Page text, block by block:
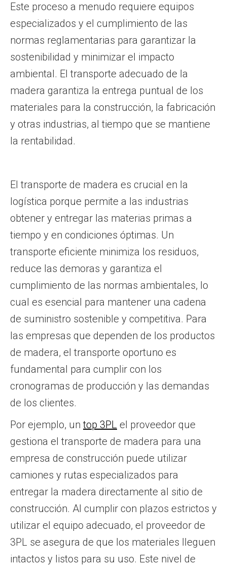
Este proceso a menudo requiere equipos
especializados y el cumplimiento de las
normas reglamentarias para garantizar la
sostenibilidad y minimizar el impacto
ambiental. El transporte adecuado de la
madera garantiza la entrega puntual de los
materiales para la construcción, la fabricación
y otras industrias, al tiempo que se mantiene
la rentabilidad.
El transporte de madera es crucial en la
logística porque permite a las industrias
obtener y entregar las materias primas a
tiempo y en condiciones óptimas. Un
transporte eficiente minimiza los residuos,
reduce las demoras y garantiza el
cumplimiento de las normas ambientales, lo
cual es esencial para mantener una cadena
de suministro sostenible y competitiva. Para
las empresas que dependen de los productos
de madera, el transporte oportuno es
fundamental para cumplir con los
cronogramas de producción y las demandas
de los clientes.
Por ejemplo, untop 3PL el proveedor que
gestiona el transporte de madera para una
empresa de construcción puede utilizar
camiones y rutas especializados para
entregar la madera directamente al sitio de
construcción. Al cumplir con plazos estrictos y
utilizar el equipo adecuado, el proveedor de
3PL se asegura de que los materiales lleguen
intactos y listos para su uso. Este nivel de